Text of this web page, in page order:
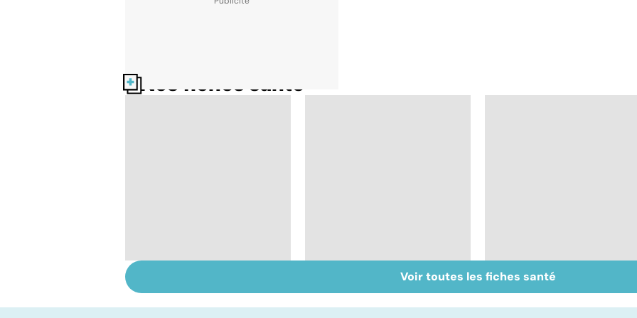
Nos fiches santé
des bosses sous la
Comment tenir ses
bonnes résolutions
Muscler ses abdos
pour retrouver un
Voir toutes les fiches santé